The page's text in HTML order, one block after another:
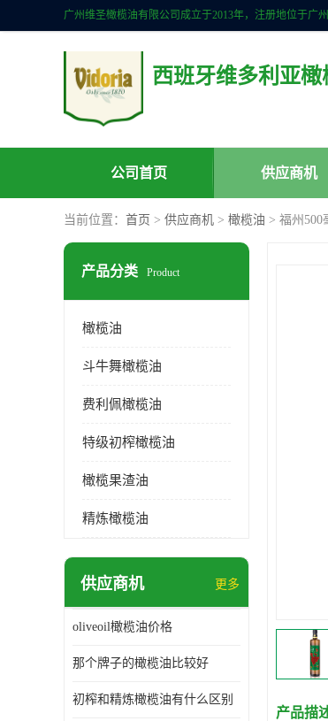
西班牙维多利亚橄
公司首页 供应商机
当前位置： 首页 > 供应商机 > 橄榄油 > 福州500
产品分类 Product
橄榄油
斗牛舞橄榄油
费利佩橄榄油
特级初榨橄榄油
橄榄果渣油
精炼橄榄油
供应商机 更多
oliveoil橄榄油价格
那个牌子的橄榄油比较好
初榨和精炼橄榄油有什么区别
产品描